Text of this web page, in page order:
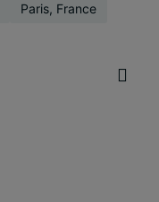
Paris, France